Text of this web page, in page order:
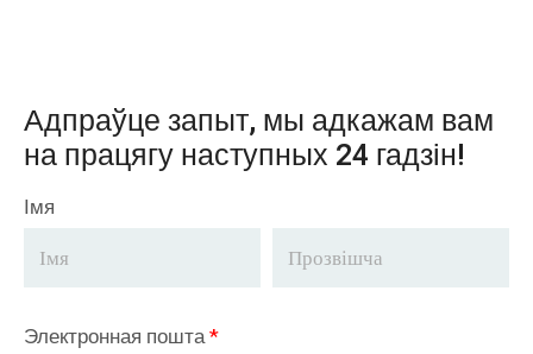
Адпраўце запыт, мы адкажам вам
на працягу наступных 24 гадзін!
Імя
Электронная пошта*